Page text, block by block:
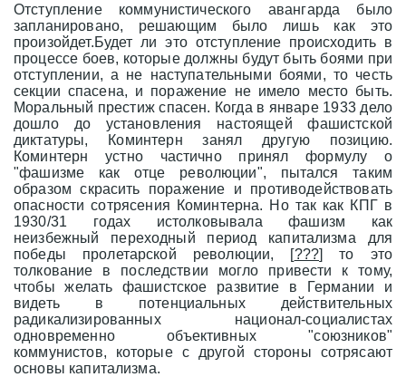
Отступление коммунистического авангарда было
запланировано, решающим было лишь как это
произойдет.Будет ли это отступление происходить в
процессе боев, которые должны будут быть боями при
отступлении, а не наступательными боями, то честь
секции спасена, и поражение не имело место быть.
Моральный престиж спасен. Когда в январе 1933 дело
дошло до установления настоящей фашистской
диктатуры, Коминтерн занял другую позицию.
Коминтерн устно частично принял формулу о
"фашизме как отце революции", пытался таким
образом скрасить поражение и противодействовать
опасности сотрясения Коминтерна. Но так как КПГ в
1930/31 годах истолковывала фашизм как
неизбежный переходный период капитализма для
победы пролетарской революции, [???] то это
толкование в последствии могло привести к тому,
чтобы желать фашистское развитие в Германии и
видеть в потенциальных действительных
радикализированных национал-социалистах
одновременно объективных "союзников"
коммунистов, которые с другой стороны сотрясают
основы капитализма.